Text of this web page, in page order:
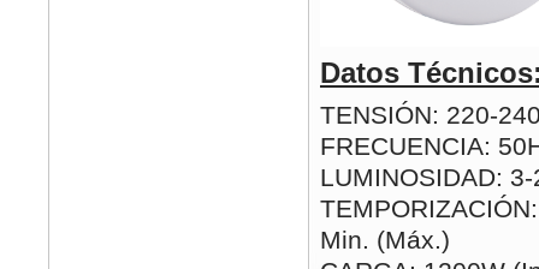
Datos
TENSIÓN: 220-
FRECUENCIA:
LUMINOSIDAD:
Min. (Máx.)